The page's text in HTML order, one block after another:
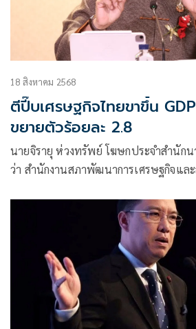
18 สิงหาคม 2568
ตีปี๊บเศรษฐกิจไทยขาขึ้น
ขยายตัวร้อยละ 2.8
นายจิรายุ ห่วงทรัพย์ โฆษกประจำสำนักน
ว่า สำนักงานสภาพัฒนาการเศรษฐกิจแล
มิถุนายน 68) ขยายตัว 2.8% และแนวโน้
ปี 2568 ขยายตัวร้อยละ 3.0 โดย สศช. ป
2568 เพิ่มขึ้นเป็น 1.8–2.3% (โดยรวมขอ